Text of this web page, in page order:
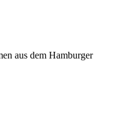
aus dem Hamburger